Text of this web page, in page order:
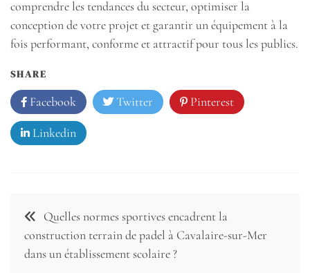
comprendre les tendances du secteur, optimiser la
conception de votre projet et garantir un équipement à la
fois performant, conforme et attractif pour tous les publics.
SHARE
Facebook Twitter Pinterest
Linkedin
Navigation
de
l’article
Quelles normes sportives encadrent la
construction terrain de padel à Cavalaire-sur-Mer
dans un établissement scolaire ?